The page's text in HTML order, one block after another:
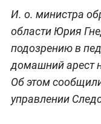
И. о. министра
области Юрия
подозрению в
домашний арест
Об этом
управлении